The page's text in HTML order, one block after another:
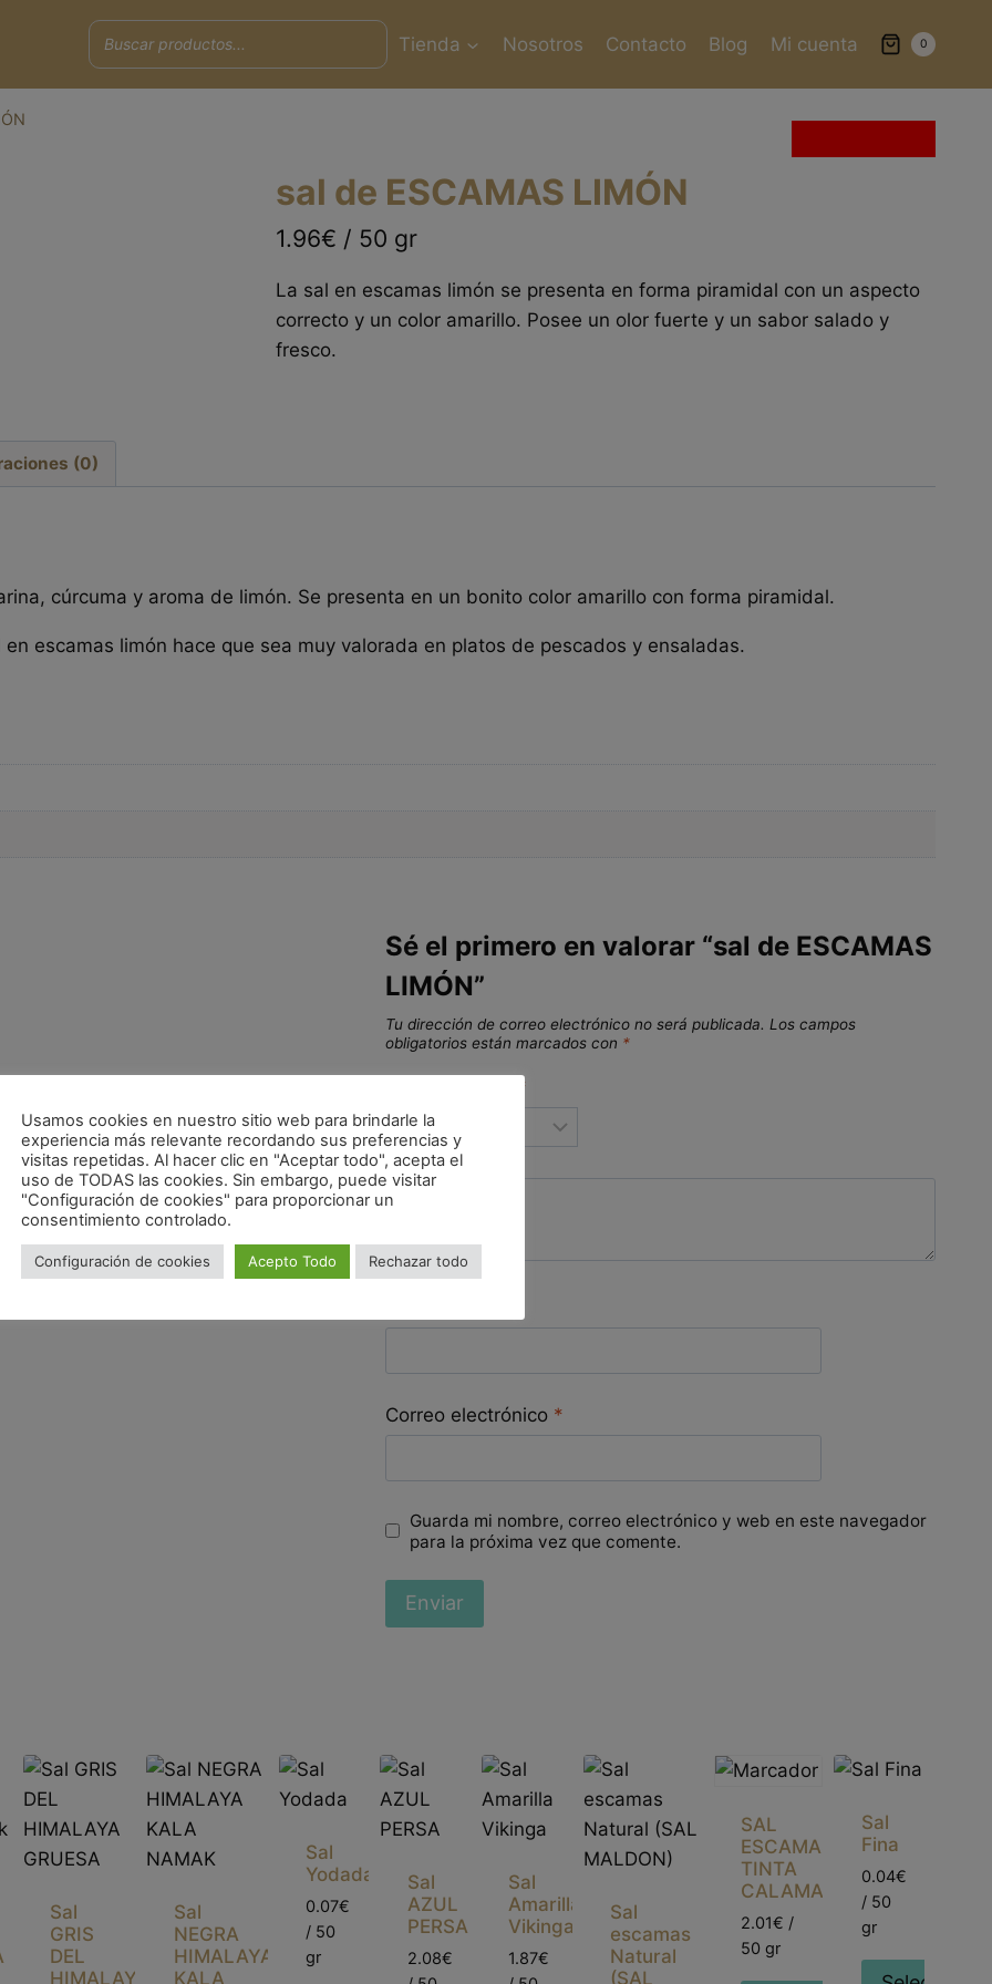
Tienda Nosotros Contacto Blog Mi cuenta 0
sal de ESCAMAS LIMÓN
1.96€ / 50 gr
La sal en escamas limón se presenta en forma piramidal con un aspecto
correcto y un color amarillo. Posee un olor fuerte y un sabor salado y
fresco.
(0)
cúrcuma y aroma de limón. Se presenta en un bonito color amarillo con forma piramidal.
escamas limón hace que sea muy valorada en platos de pescados y ensaladas.
Sé el primero en valorar “sal de ESCAMAS
LIMÓN”
Tu dirección de correo electrónico no será publicada. Los campos
obligatorios están marcados con *
*
Tu valoración
Correo electrónico *
Guarda mi nombre, correo electrónico y web en este navegador
para la próxima vez que comente.
Sal
GRIS
DEL
HIMALAYA
Sal
NEGRA
HIMALAYA
KALA
Sal
Yodada
0.07€
/ 50
gr
Sal
AZUL
PERSA
2.08€
Sal
Amarilla
Vikinga
1.87€
Sal
escamas
Natural
(SAL
SAL
ESCAMAS
TINTA
CALAMAR
2.01€ /
50 gr
Sal
Fina
0.04€
/ 50
gr
Usamos cookies en nuestro sitio web para brindarle la
experiencia más relevante recordando sus preferencias y
visitas repetidas. Al hacer clic en "Aceptar todo", acepta el
uso de TODAS las cookies. Sin embargo, puede visitar
"Configuración de cookies" para proporcionar un
consentimiento controlado.
Configuración de cookies Acepto Todo Rechazar todo